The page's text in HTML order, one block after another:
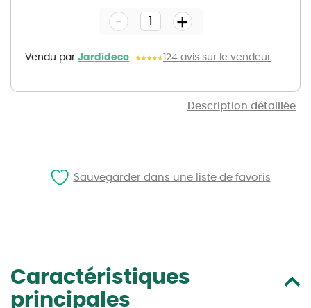
Description détaillée
gallery
Vendu par Jardideco 124 avis sur le vendeur
- +
Caractéristiques
principales
Sauvegarder dans une liste de favoris